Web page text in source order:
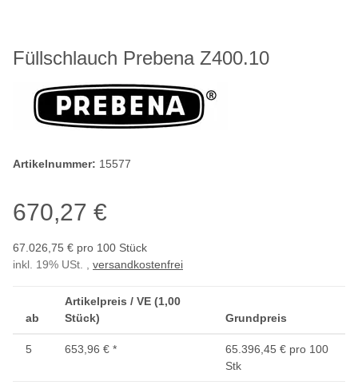
Füllschlauch Prebena Z400.10
Artikelnummer: 15577
670,27 €
67.026,75 € pro 100 Stück
inkl. 19% USt. , versandkostenfrei
ab
Artikelpreis / VE (1,00
Stück)
Grundpreis
5 653,96 € *
65.396,45 € pro 100
Stk